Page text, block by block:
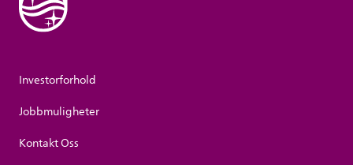
Investorforhold
Jobbmuligheter
Kontakt Oss